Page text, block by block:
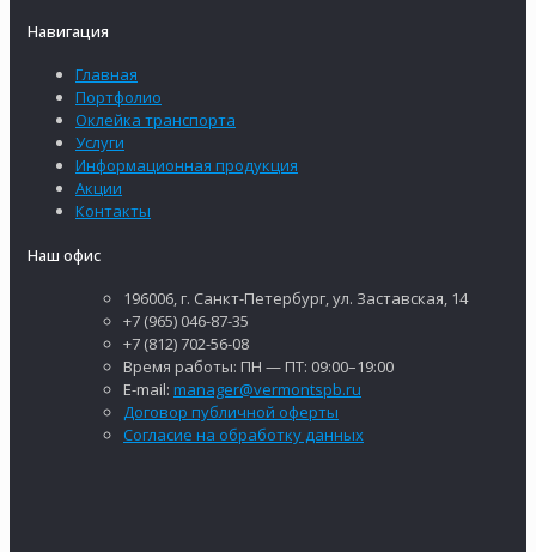
Навигация
Главная
Портфолио
Оклейка транспорта
Услуги
Информационная продукция
Акции
Контакты
Наш офис
196006, г. Санкт-Петербург, ул. Заставская, 14
+7 (965) 046-87-35
+7 (812) 702-56-08
Время работы: ПН — ПТ: 09:00–19:00
E-mail: manager@vermontspb.ru
Договор публичной оферты
Согласие на обработку данных